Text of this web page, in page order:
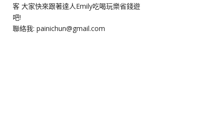
客 大家快來跟著達人Emily吃喝玩樂省錢遊
吧!
聯絡我: painichun@gmail.com